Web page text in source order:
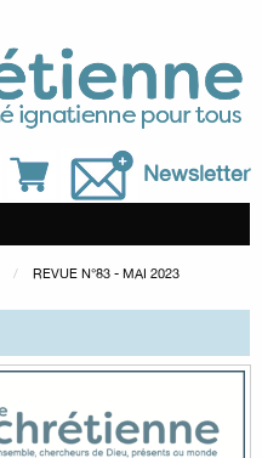
Newsletter
REVUE N°83 - MAI 2023